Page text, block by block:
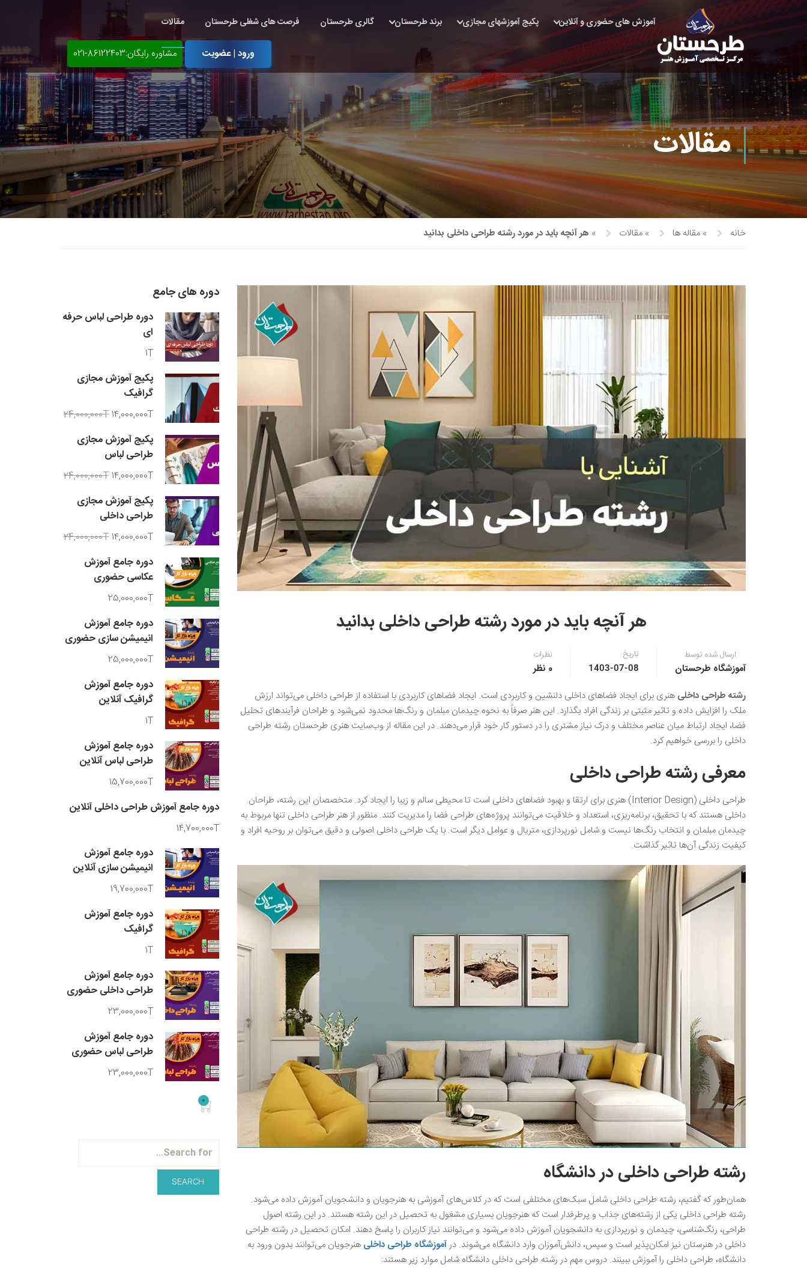
آموزش های حضوری و آنلاین پکیج آموزشهای مجازی برند طرحستان گالری طرحستان فرصت های شغلی طرحستان مقالات
ورود | عضویت مشاوره رایگان:86122403-021
مقالات
خانه » مقاله ها » مقالات » هر آنچه باید در مورد رشته طراحی داخلی بدانید
هر آنچه باید در مورد رشته طراحی داخلی بدانید
ارسال شده توسط
آموزشگاه طرحستان
تاریخ
1403-07-08
نظرات
0 نظر
رشته طراحی داخلی هنری برای ایجاد فضاهای داخلی دلنشین و کاربردی است. ایجاد فضاهای کاربردی با استفاده از طراحی داخلی می‌تواند ارزش
ملک را افزایش داده و تاثیر مثبتی بر زندگی افراد بگذارد. این هنر صرفاً به نحوه چیدمان مبلمان و رنگ‌ها محدود نمی‌شود و طراحان فرآیندهای تحلیل
فضا، ایجاد ارتباط میان عناصر مختلف و درک نیاز مشتری را در دستور کار خود قرار می‌دهند. در این مقاله از وب‌سایت هنری طرحستان رشته طراحی
داخلی را بررسی خواهیم کرد.
معرفی رشته طراحی داخلی
طراحی داخلی (Interior Design) هنری برای ارتقا و بهبود فضاهای داخلی است تا محیطی سالم و زیبا را ایجاد کرد. متخصصان این رشته، طراحان
داخلی هستند که با تحقیق، برنامه‌ریزی، استعداد و خلاقیت می‌توانند پروژه‌های طراحی فضا را مدیریت کنند. منظور از هنر طراحی داخلی تنها مربوط به
چیدمان مبلمان و انتخاب رنگ‌ها نیست و شامل نورپردازی، متریال و عوامل دیگر است‌‌. با یک طراحی داخلی اصولی و دقیق می‌توان بر روحیه افراد و
کیفیت زندگی آن‌ها تاثیر گذاشت.
رشته طراحی داخلی در دانشگاه
همان‌طور که گفتیم، رشته طراحی داخلی شامل سبک‌های مختلفی است که در کلاس‌های آموزشی به هنرجویان و دانشجویان آموزش داده می‌شود.
رشته طراحی داخلی یکی از رشته‌های جذاب و پرطرفدار است که هنرجویان بسیاری مشغول به تحصیل در این رشته هستند. در این رشته اصول
طراحی، رنگ‌شناسی، چیدمان و نورپردازی به دانشجویان آموزش داده می‌شود و می‌توانند نیاز کاربران را پاسخ دهند. امکان تحصیل در رشته طراحی
داخلی در هنرستان نیز امکان‌پذیر است و سپس، دانش‌آموزان وارد دانشگاه می‌شوند‌. درآموزشگاه طراحی داخلی هنرجویان می‌توانند بدون ورود به
دانشگاه، طراحی داخلی را آموزش ببینند. دروس مهم در رشته طراحی داخلی دانشگاه شامل موارد زیر هستند:
دوره های جامع
دوره طراحی لباس حرفه
ای
1T
پکیج آموزش مجازی
گرافیک
24,000,000T14,000,000T
پکیج آموزش مجازی
طراحی لباس
24,000,000T14,000,000T
پکیج آموزش مجازی
طراحی داخلی
24,000,000T14,000,000T
دوره جامع آموزش
عکاسی حضوری
25,000,000T
دوره جامع آموزش
انیمیشن سازی حضوری
25,000,000T
دوره جامع آموزش
گرافیک آنلاین
1T
دوره جامع آموزش
طراحی لباس آنلاین
15,700,000T
دوره جامع آموزش طراحی داخلی آنلاین
14,700,000T
دوره جامع آموزش
انیمیشن سازی آنلاین
19,700,000T
دوره جامع آموزش
گرافیک
1T
دوره جامع آموزش
طراحی داخلی حضوری
23,000,000T
دوره جامع آموزش
طراحی لباس حضوری
23,000,000T
0